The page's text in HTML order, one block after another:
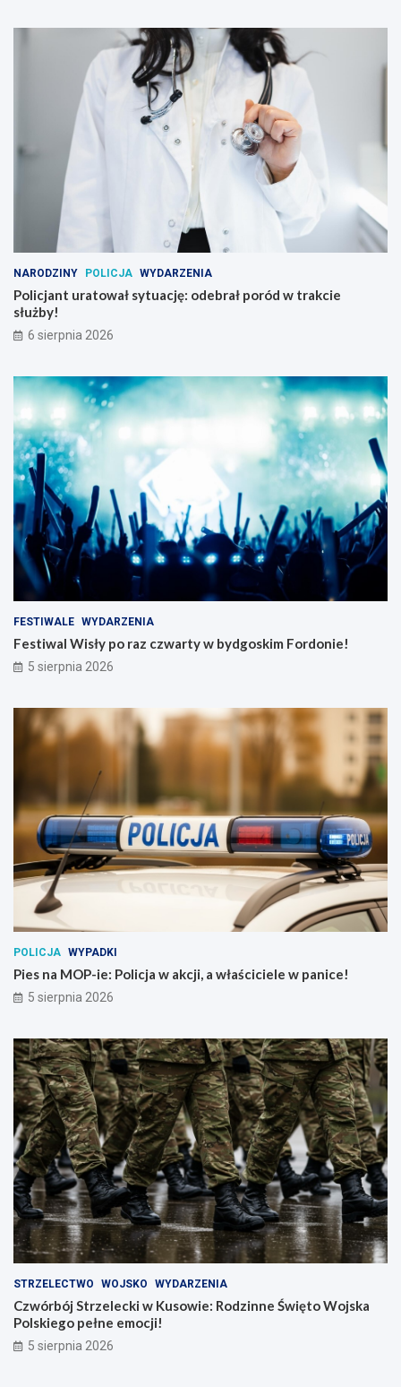
NARODZINY POLICJA WYDARZENIA
Policjant uratował sytuację: odebrał poród w trakcie
służby!
6 sierpnia 2026
FESTIWALE WYDARZENIA
Festiwal Wisły po raz czwarty w bydgoskim Fordonie!
5 sierpnia 2026
POLICJA WYPADKI
Pies na MOP-ie: Policja w akcji, a właściciele w panice!
5 sierpnia 2026
STRZELECTWO WOJSKO WYDARZENIA
Czwórbój Strzelecki w Kusowie: Rodzinne Święto Wojska
Polskiego pełne emocji!
5 sierpnia 2026